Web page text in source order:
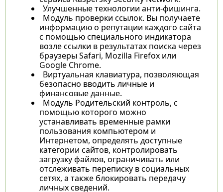
Улучшенные технологии анти-фишинга.
Модуль проверки ссылок. Вы получаете
информацию о репутации каждого сайта
с помощью специального индикатора
возле ссылки в результатах поиска через
браузеры Safari, Mozilla Firefox или
Google Chrome.
Виртуальная клавиатура, позволяющая
безопасно вводить личные и
финансовые данные.
Модуль Родительский контроль, с
помощью которого можно
устанавливать временные рамки
пользования компьютером и
Интернетом, определять доступные
категории сайтов, контролировать
загрузку файлов, ограничивать или
отслеживать переписку в социальных
сетях, а также блокировать передачу
личных сведений.